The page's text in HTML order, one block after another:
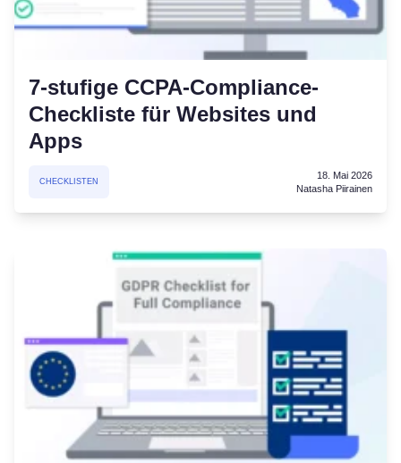
7-stufige CCPA-Compliance-
Checkliste für Websites und
Apps
CHECKLISTEN
18. Mai 2026
Natasha Piirainen